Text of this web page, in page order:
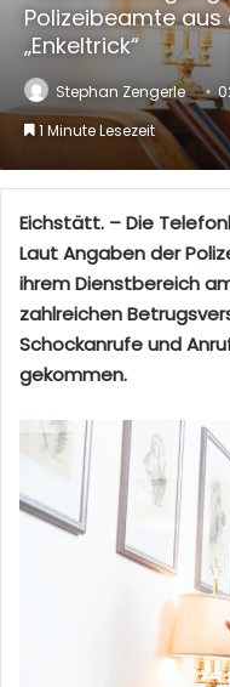
Polizeibeamte
„Enkeltrick“
Stephan Zengerle
1 Minute Lesezeit
Eichstätt. – Die
Laut Angaben der
ihrem Dienstbereich
zahlreichen
Schockanrufe und
gekommen.